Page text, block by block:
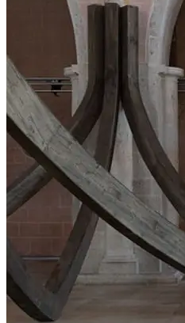
€ 15 Hin- und Rückfahrt (Ticket im
Von 17.00 bis 19.00 Uhr findet vor
Street Art-Performance des
statt.
...Mehr lesen